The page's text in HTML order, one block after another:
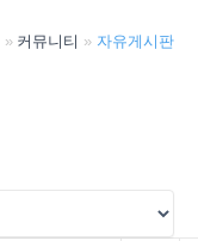
커뮤니티 자유게시판